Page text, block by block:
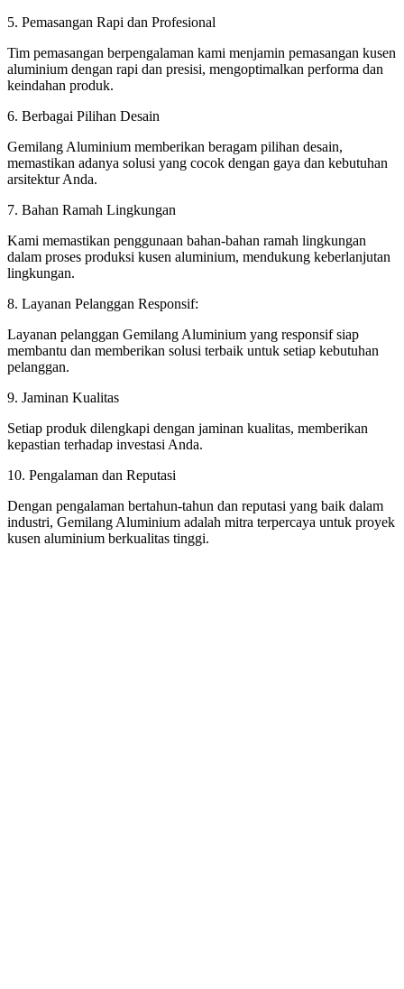
5. Pemasangan Rapi dan Profesional
Tim pemasangan berpengalaman kami menjamin pemasangan kusen
aluminium dengan rapi dan presisi, mengoptimalkan performa dan
keindahan produk.
6. Berbagai Pilihan Desain
Gemilang Aluminium memberikan beragam pilihan desain,
memastikan adanya solusi yang cocok dengan gaya dan kebutuhan
arsitektur Anda.
7. Bahan Ramah Lingkungan
Kami memastikan penggunaan bahan-bahan ramah lingkungan
dalam proses produksi kusen aluminium, mendukung keberlanjutan
lingkungan.
8. Layanan Pelanggan Responsif:
Layanan pelanggan Gemilang Aluminium yang responsif siap
membantu dan memberikan solusi terbaik untuk setiap kebutuhan
pelanggan.
9. Jaminan Kualitas
Setiap produk dilengkapi dengan jaminan kualitas, memberikan
kepastian terhadap investasi Anda.
10. Pengalaman dan Reputasi
Dengan pengalaman bertahun-tahun dan reputasi yang baik dalam
industri, Gemilang Aluminium adalah mitra terpercaya untuk proyek
kusen aluminium berkualitas tinggi.